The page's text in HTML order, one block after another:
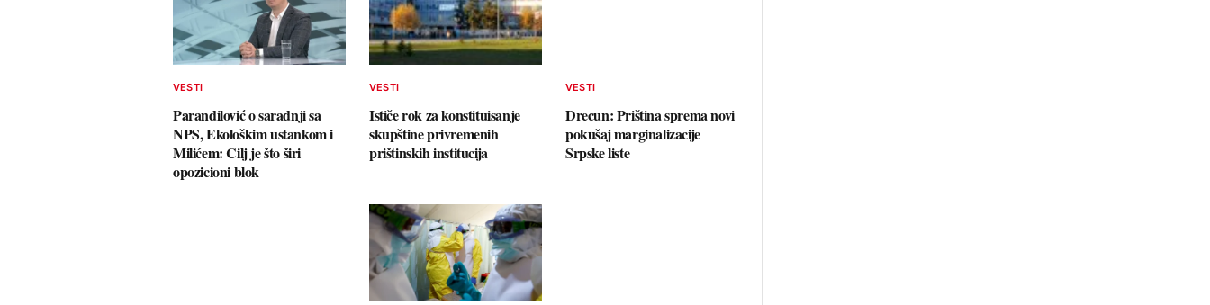
VESTI
Parandilović o saradnji sa
NPS, Ekološkim ustankom i
Milićem: Cilj je što širi
opozicioni blok
VESTI
Ističe rok za konstituisanje
skupštine privremenih
prištinskih institucija
VESTI
Drecun: Priština sprema novi
pokušaj marginalizacije
Srpske liste